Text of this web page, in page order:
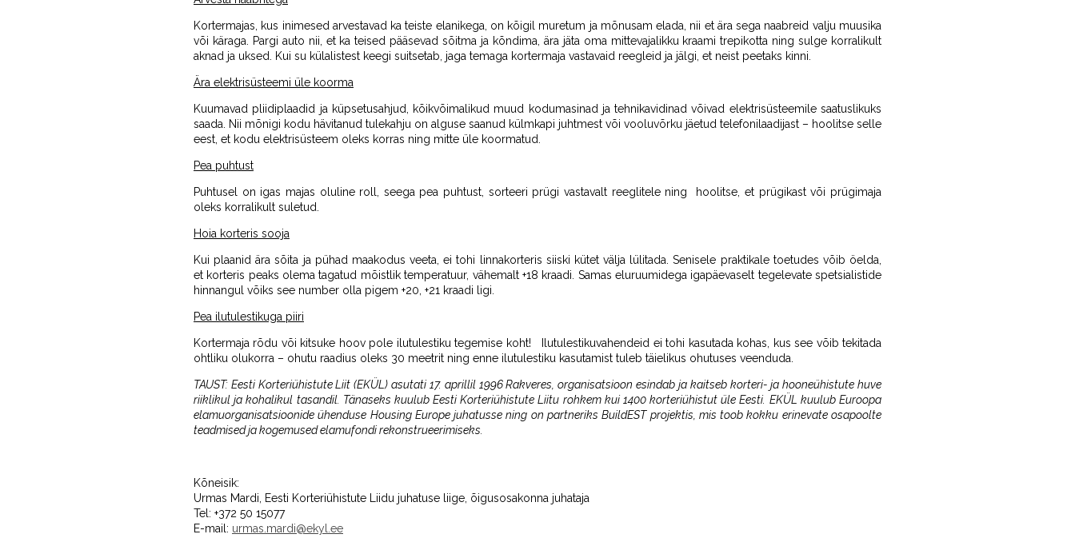
Kortermajas, kus inimesed arvestavad ka teiste elanikega, on kõigil muretum ja mõnusam elada, nii et ära sega naabreid valju muusika
või käraga. Pargi auto nii, et ka teised pääsevad sõitma ja kõndima, ära jäta oma mittevajalikku kraami trepikotta ning sulge korralikult
aknad ja uksed. Kui su külalistest keegi suitsetab, jaga temaga kortermaja vastavaid reegleid ja jälgi, et neist peetaks kinni.
Ära elektrisüsteemi üle koorma
Kuumavad pliidiplaadid ja küpsetusahjud, kõikvõimalikud muud kodumasinad ja tehnikavidinad võivad elektrisüsteemile saatuslikuks
saada. Nii mõnigi kodu hävitanud tulekahju on alguse saanud külmkapi juhtmest või vooluvõrku jäetud telefonilaadijast – hoolitse selle
eest, et kodu elektrisüsteem oleks korras ning mitte üle koormatud.
Pea puhtust
Puhtusel on igas majas oluline roll, seega pea puhtust, sorteeri prügi vastavalt reeglitele ning hoolitse, et prügikast või prügimaja
oleks korralikult suletud.
Hoia korteris sooja
Kui plaanid ära sõita ja pühad maakodus veeta, ei tohi linnakorteris siiski kütet välja lülitada. Senisele praktikale toetudes võib öelda,
et korteris peaks olema tagatud mõistlik temperatuur, vähemalt +18 kraadi. Samas eluruumidega igapäevaselt tegelevate spetsialistide
hinnangul võiks see number olla pigem +20, +21 kraadi ligi.
Pea ilutulestikuga piiri
Kortermaja rõdu või kitsuke hoov pole ilutulestiku tegemise koht! Ilutulestikuvahendeid ei tohi kasutada kohas, kus see võib tekitada
ohtliku olukorra – ohutu raadius oleks 30 meetrit ning enne ilutulestiku kasutamist tuleb täielikus ohutuses veenduda.
TAUST: Eesti Korteriühistute Liit (EKÜL) asutati 17. aprillil 1996 Rakveres, organisatsioon esindab ja kaitseb korteri- ja hooneühistute huve
riiklikul ja kohalikul tasandil. Tänaseks kuulub Eesti Korteriühistute Liitu rohkem kui 1400 korteriühistut üle Eesti. EKÜL kuulub Euroopa
elamuorganisatsioonide ühenduse Housing Europe juhatusse ning on partneriks BuildEST projektis, mis toob kokku erinevate osapoolte
teadmised ja kogemused elamufondi rekonstrueerimiseks.
Kõneisik:
Urmas Mardi, Eesti Korteriühistute Liidu juhatuse liige, õigusosakonna juhataja
Tel: +372 50 15077
E-mail: urmas.mardi@ekyl.ee